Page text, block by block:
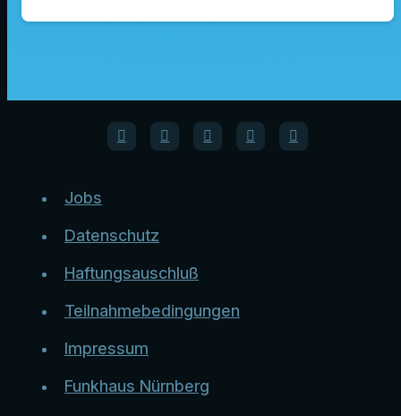
Jobs
Datenschutz
Haftungsauschluß
Teilnahmebedingungen
Impressum
Funkhaus Nürnberg